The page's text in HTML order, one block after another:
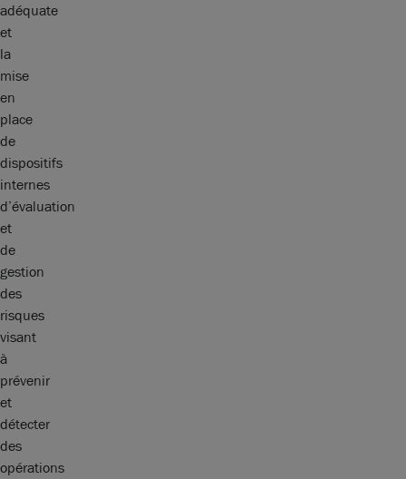
adéquate
et
la
mise
en
place
de
dispositifs
internes
d’évaluation
et
de
gestion
des
risques
visant
à
prévenir
et
détecter
des
opérations